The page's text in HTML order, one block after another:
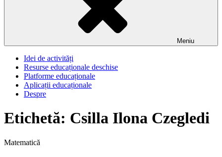
Meniu
Idei de activități
Resurse educaționale deschise
Platforme educaționale
Aplicații educaționale
Despre
Etichetă: Csilla Ilona Czegledi
Matematică